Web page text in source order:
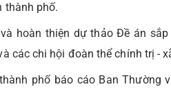
thành phố.
hoàn thiện dự thảo Đề án
các chi hội đoàn thể chính trị -
phố báo cáo Ban Thường